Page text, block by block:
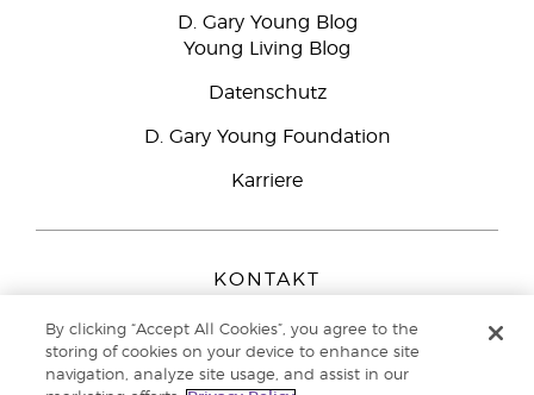
D. Gary Young Blog
Young Living Blog
Datenschutz
D. Gary Young Foundation
Karriere
KONTAKT
Peizerweg 97
9727 AJ Groningen
Netherlands
By clicking “Accept All Cookies”, you agree to the
storing of cookies on your device to enhance site
navigation, analyze site usage, and assist in our